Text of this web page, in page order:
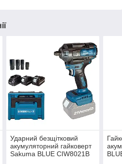
Ударний безщітковий
акумуляторний гайковерт
Sakuma BLUE CIW8021B